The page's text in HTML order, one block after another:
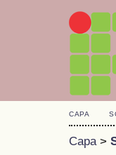
CAPA
Capa>